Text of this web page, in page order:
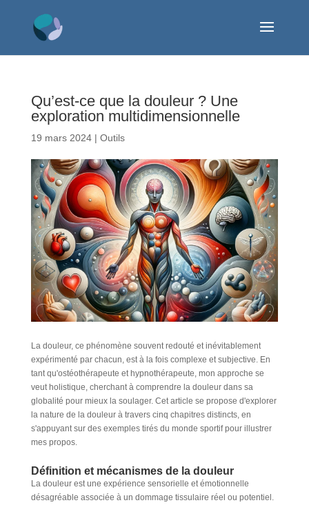
Qu’est-ce que la douleur ? Une
exploration multidimensionnelle
19 mars 2024| Outils
La douleur, ce phénomène souvent redouté et inévitablement
expérimenté par chacun, est à la fois complexe et subjective. En
tant qu'ostéothérapeute et hypnothérapeute, mon approche se
veut holistique, cherchant à comprendre la douleur dans sa
globalité pour mieux la soulager. Cet article se propose d'explorer
la nature de la douleur à travers cinq chapitres distincts, en
s'appuyant sur des exemples tirés du monde sportif pour illustrer
mes propos.
Définition et mécanismes de la douleur
La douleur est une expérience sensorielle et émotionnelle
désagréable associée à un dommage tissulaire réel ou potentiel.